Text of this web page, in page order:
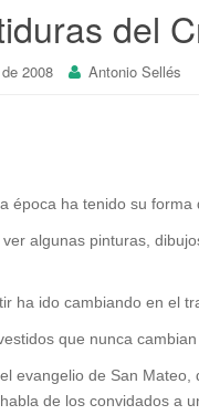
del
2008 Antonio Sellés
época ha tenido su forma
algunas pinturas,
ha ido cambiando en el
que nunca
evangelio de San Mateo,
de los convidados a